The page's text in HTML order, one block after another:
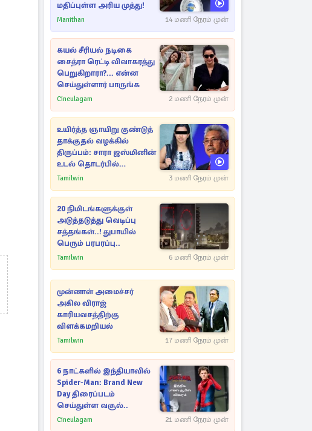
மதிப்புள்ள அரிய முத்து!
Manithan 14 மணி நேரம் முன்
கயல் சீரியல் நடிகை
சைத்ரா ரெட்டி விவாகரத்து
பெறுகிறாரா?... என்ன
செய்துள்ளார் பாருங்க
Cineulagam 2 மணி நேரம் முன்
உயிர்த்த ஞாயிறு குண்டுத்
தாக்குதல் வழக்கில்
திருப்பம்: சாரா ஜஸ்மினின்
உடல் தொடர்பில்
நீதிமன்றத்தில் வெளியான
Tamilwin 3 மணி நேரம் முன்
20 நிமிடங்களுக்குள்
அடுத்தடுத்து வெடிப்பு
சத்தங்கள்..! துபாயில்
பெரும் பரபரப்பு..
Tamilwin 6 மணி நேரம் முன்
முன்னாள் அமைச்சர்
அகில விராஜ்
காரியவசத்திற்கு
விளக்கமறியல்
Tamilwin 17 மணி நேரம் முன்
6 நாட்களில் இந்தியாவில்
Spider-Man: Brand New
Day திரைப்படம்
செய்துள்ள வசூல்..
Cineulagam 21 மணி நேரம் முன்